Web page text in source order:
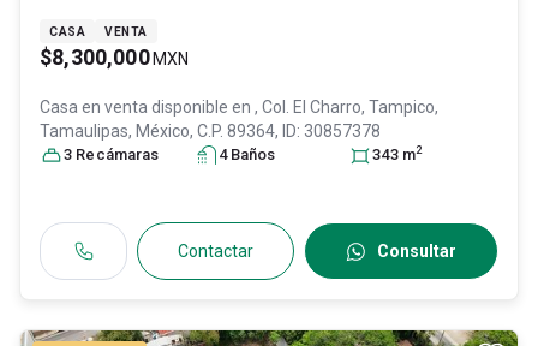
CASA VENTA
$8,300,000 MXN
Casa en venta disponible en , Col. El Charro, Tampico,
Tamaulipas, México, C.P. 89364, ID: 30857378
3 Recámaras 4 Baños 343 m2
Contactar Consultar